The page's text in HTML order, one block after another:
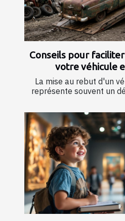
Conseils pour
votre véhicule
La mise au rebut d'un
représente souvent un